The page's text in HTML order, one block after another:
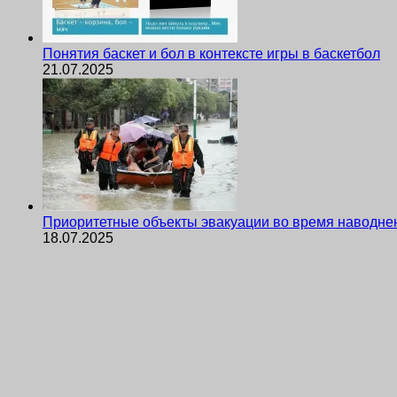
Понятия баскет и бол в контексте игры в баскетбол
21.07.2025
Приоритетные объекты эвакуации во время
18.07.2025